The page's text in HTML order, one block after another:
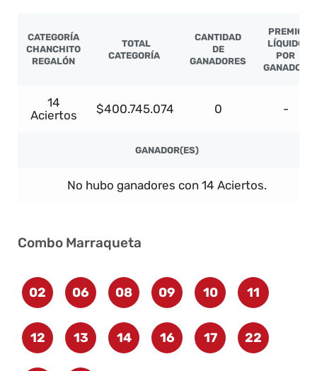
CATEGORÍA
CHANCHITO
REGALÓN
TOTAL
CATEGORÍA
CANTIDAD
DE
GANADORES
PREMIO
LÍQUIDO
POR
GANADOR
14
Aciertos
$400.745.074 0 -
GANADOR(ES)
No hubo ganadores con 14 Aciertos.
Combo Marraqueta
02 06 08 09 10 11
12 13 14 16 17 22